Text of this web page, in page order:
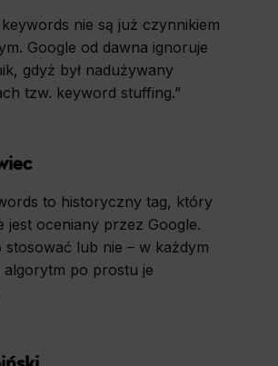
keywords nie są już czynnikiem
Google od dawna ignoruje
gdyż był nadużywany
tzw. keyword stuffing.”
to historyczny tag, który
jest oceniany przez Google.
stosować lub nie – w każdym
algorytm po prostu je